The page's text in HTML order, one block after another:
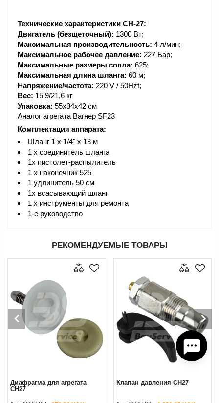
Технические характеристики CH-27:
Двигатель (безщеточный): 1300 Вт;
Максимальная производительность: 4 л/мин;
Максимальное рабочее давление: 227 Бар;
Максимальные размеры сопла: 625;
Максимальная длина шланга: 60 м;
Напряжение/частота: 220 V / 50Hzt;
Вес: 15,9/21,6 кг
Упаковка: 55х34х42 см
Аналог агрегата Вагнер SF23
Комплектация аппарата:
Шланг 1 x 1/4" x 13 м
1 x соединитель шланга
1х пистолет-распылитель
1 x наконечник 525
1 удлинитель 50 см
1х всасывающий шланг
1 x инструменты для ремонта
1-е руководство
РЕКОМЕНДУЕМЫЕ ТОВАРЫ
Диафрагма для агрегата
CH27
Клапан давления CH27